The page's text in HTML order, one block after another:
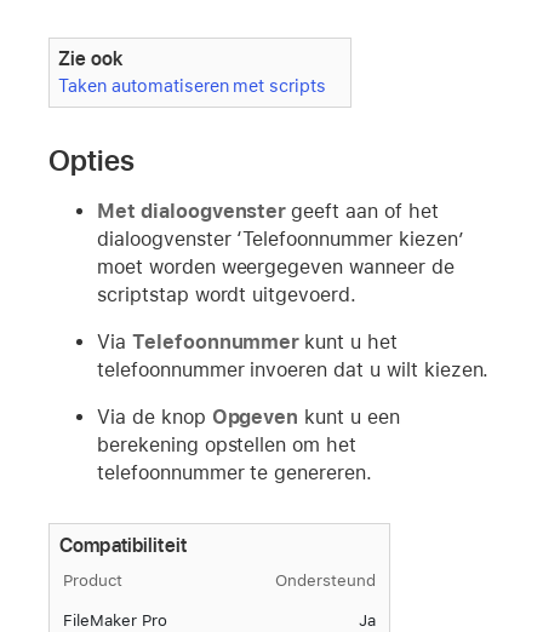
Zie ook
Taken automatiseren met scripts
Opties
Met dialoogvenstergeeft aan of het
dialoogvenster ‘Telefoonnummer kiezen’
moet worden weergegeven wanneer de
scriptstap wordt uitgevoerd.
Via Telefoonnummer kunt u het
telefoonnummer invoeren dat u wilt kiezen.
Via de knop Opgeven kunt u een
berekening opstellen om het
telefoonnummer te genereren.
Compatibiliteit
Product Ondersteund
FileMaker Pro Ja